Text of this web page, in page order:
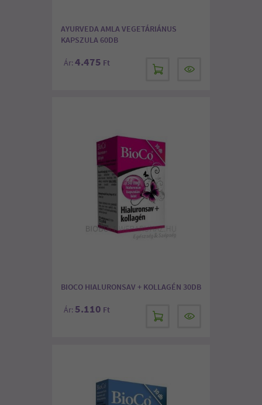
AYURVEDA AMLA VEGETÁRIÁNUS
KAPSZULA 60DB
Ár: 4.475 Ft
BIOCO HIALURONSAV + KOLLAGÉN 30DB
Ár: 5.110 Ft